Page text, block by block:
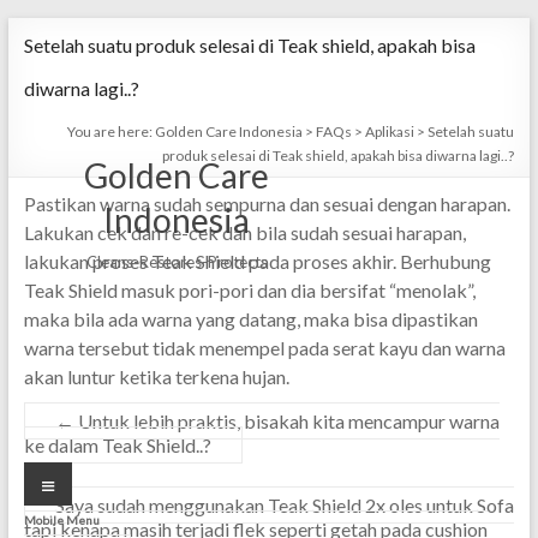
to
Golden Care
Indonesia
Cleans-Restores-Protects
Menu
Mobile Menu
Setelah suatu produk selesai di Teak shield, apakah bisa
diwarna lagi..?
You are here: Golden Care Indonesia > FAQs >Aplikasi >Setelah suatu
produk selesai di Teak shield, apakah bisa diwarna lagi..?
Pastikan warna sudah sempurna dan sesuai dengan harapan.
Lakukan cek dan re-cek dan bila sudah sesuai harapan,
lakukan proses Teak Shield pada proses akhir. Berhubung
Teak Shield masuk pori-pori dan dia bersifat “menolak”,
maka bila ada warna yang datang, maka bisa dipastikan
warna tersebut tidak menempel pada serat kayu dan warna
akan luntur ketika terkena hujan.
← Untuk lebih praktis, bisakah kita mencampur warna
ke dalam Teak Shield..?
Saya sudah menggunakan Teak Shield 2x oles untuk Sofa
tapi kenapa masih terjadi flek seperti getah pada cushion